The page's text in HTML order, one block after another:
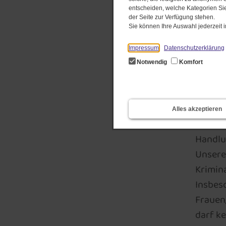
entscheiden, welche Kategorien
der Seite zur Verfügung stehen.
Sie können Ihre Auswahl jederzeit
Impressum
Datenschutzerklärung
Notwendig
Komfort
Alles akzeptieren
In
darf